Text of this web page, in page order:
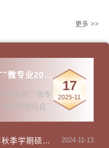
用通俗易懂的语言向当地市
...
更多 >>
“宝石智能加工与数字推广”微专业2025年招生简章
数字推广”微专
程学院依托自
从“传统手工”
17
2025-11
位论文答辩公示 2024-11-13